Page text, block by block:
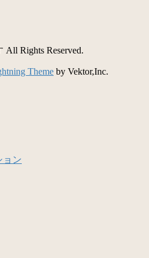
All Rights Reserved.
Theme by Vektor,Inc.
ョン